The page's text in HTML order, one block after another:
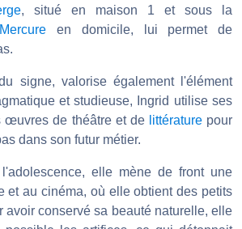
, situé en maison 1 et sous la
Mercure en domicile, lui permet de
signe, valorise également l'élément
et studieuse, Ingrid utilise ses
œuvres de théâtre et de littératurepour
dans son futur métier.
elle mène de front une
et au cinéma, où elle obtient des petits
avoir conservé sa beauté naturelle, elle